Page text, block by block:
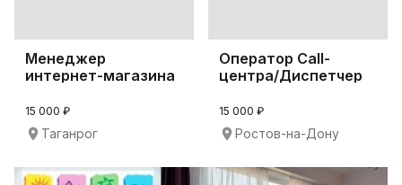
Менеджер
интернет-магазина
15 000 ₽
Таганрог
Оператор Call-
центра/Диспетчер
15 000 ₽
Ростов-на-Дону